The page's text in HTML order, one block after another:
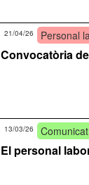
Personal
21/04/26
Convocatòria
Comunicat
13/03/26
El personal